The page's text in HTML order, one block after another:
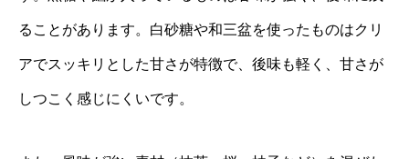
ることがあります。白砂糖や和三盆を使ったものはクリ
アでスッキリとした甘さが特徴で、後味も軽く、甘さが
しつこく感じにくいです。